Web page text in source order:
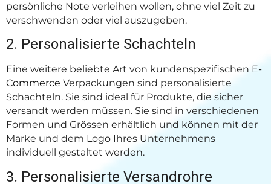
persönliche Note verleihen wollen, ohne viel Zeit zu
verschwenden oder viel auszugeben.
2. Personalisierte Schachteln
Eine weitere beliebte Art von kundenspezifischen E-
Commerce Verpackungen sind personalisierte
Schachteln. Sie sind ideal für Produkte, die sicher
versandt werden müssen. Sie sind in verschiedenen
Formen und Grössen erhältlich und können mit der
Marke und dem Logo Ihres Unternehmens
individuell gestaltet werden.
3. Personalisierte Versandrohre